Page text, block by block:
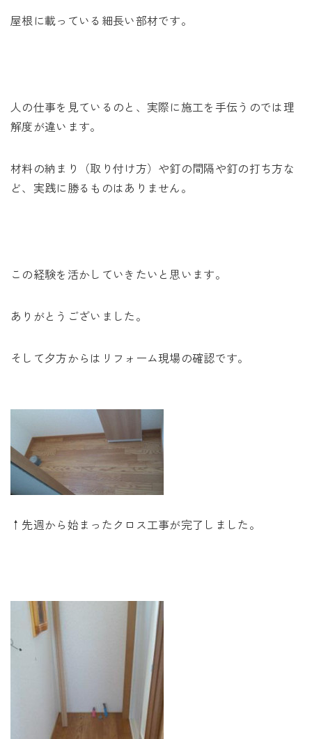
屋根に載っている細長い部材です。
人の仕事を見ているのと、実際に施工を手伝うのでは理
解度が違います。
材料の納まり（取り付け方）や釘の間隔や釘の打ち方な
ど、実践に勝るものはありません。
この経験を活かしていきたいと思います。
ありがとうございました。
そして夕方からはリフォーム現場の確認です。
↑先週から始まったクロス工事が完了しました。